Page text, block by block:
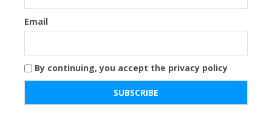
Email
By continuing, you accept the privacy policy